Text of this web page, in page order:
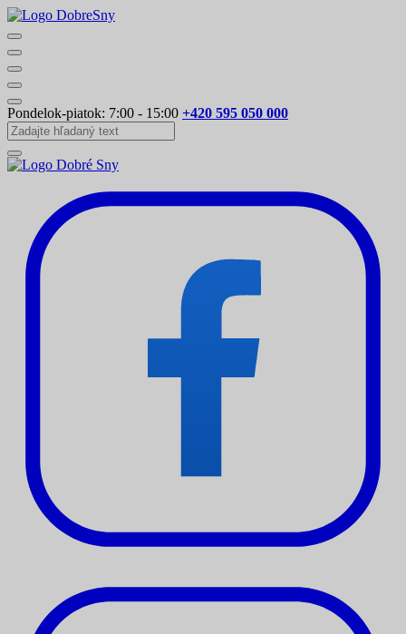
Pondelok-piatok: 7:00 - 15:00 +420 595 050 000